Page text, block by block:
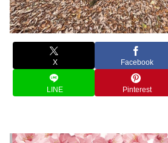
X Facebook
LINE Pinterest